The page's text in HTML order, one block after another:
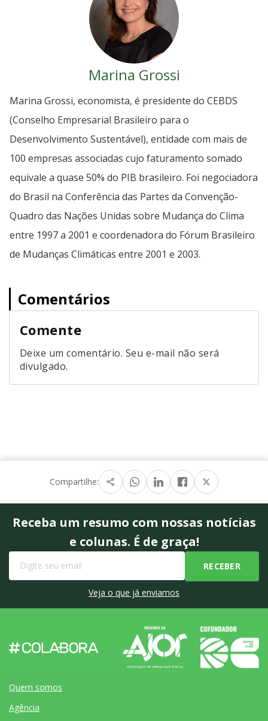
Marina Grossi
Marina Grossi, economista, é presidente do CEBDS
(Conselho Empresarial Brasileiro para o
Desenvolvimento Sustentável), entidade com mais de
100 empresas associadas cujo faturamento somado
equivale a quase 50% do PIB brasileiro. Foi negociadora
do Brasil na Conferência das Partes da Convenção-
Quadro das Nações Unidas sobre Mudança do Clima
entre 1997 a 2001 e coordenadora do Fórum Brasileiro
de Mudanças Climáticas entre 2001 e 2003.
Comentários
Comente
Deixe um comentário. Seu e-mail não será
divulgado.
Compartilhe:
Receba um resumo com nossas notícias
e colunas. É de graça!
Veja o que já enviamos
Quem somos
Agência